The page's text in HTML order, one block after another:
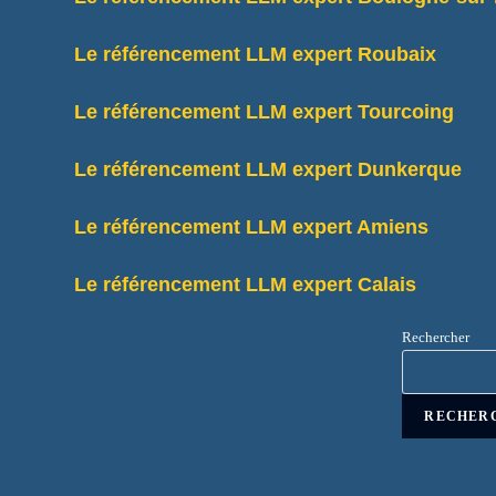
Le référencement LLM expert Roubaix
Le référencement LLM expert Tourcoing
Le référencement LLM expert Dunkerque
Le référencement LLM expert Amiens
Le référencement LLM expert Calais
Rechercher